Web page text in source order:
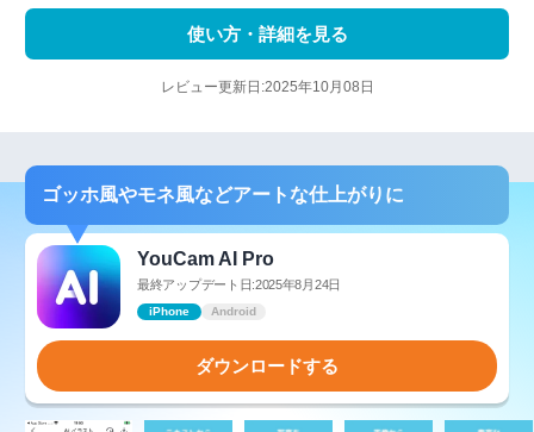
使い方・詳細を見る
レビュー更新日:2025年10月08日
ゴッホ風やモネ風などアートな仕上がりに
YouCam AI Pro
最終アップデート日:2025年8月24日
iPhone Android
ダウンロードする